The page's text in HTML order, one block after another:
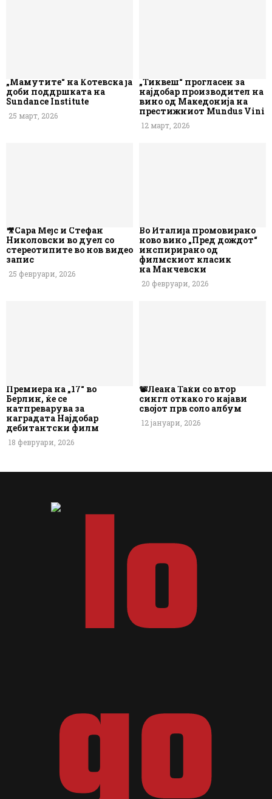
„Мамутите“ на Котевска ја
доби поддршката на
Sundance Institute
25 март, 2026
„Тиквеш“ прогласен за
најдобар производител на
вино од Македонија на
престижниот Mundus Vini
12 март, 2026
🎥Сара Мејс и Стефан
Николовски во дуел со
стереотипите во нов видео
запис
25 февруари, 2026
Во Италија промовирано
ново вино „Пред дождот“
инспирирано од
филмскиот класик
на Манчевски
20 февруари, 2026
Премиера на „17“ во
Берлин, ќе се
натпреварува за
наградата Најдобар
дебитантски филм
18 февруари, 2026
📽️Леана Таќи со втор
сингл откако го најави
својот прв соло албум
12 јануари, 2026